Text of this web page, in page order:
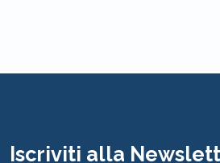
Iscriviti alla